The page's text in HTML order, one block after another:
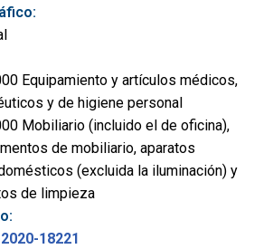
Equipamiento y artículos médicos,
y de higiene personal
Mobiliario (incluido el de oficina),
de mobiliario, aparatos
(excluida la iluminación) y
de limpieza
18221